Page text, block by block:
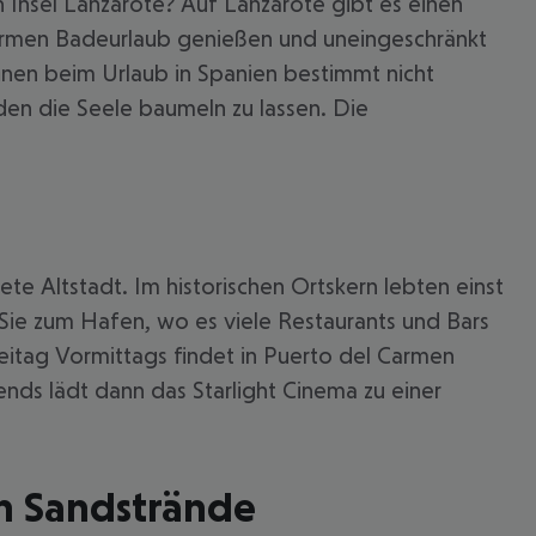
Badeurlaub genießen und uneingeschränkt
beim Urlaub in Spanien bestimmt nicht
die Seele baumeln zu lassen. Die
Altstadt. Im historischen Ortskern lebten einst
zum Hafen, wo es viele Restaurants und Bars
Vormittags findet in Puerto del Carmen
lädt dann das Starlight Cinema zu einer
Sandstrände